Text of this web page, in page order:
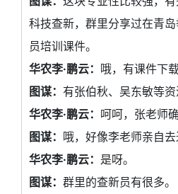
科技查新，群里分享过在青
员培训课件。
华农李·鹏云： 哦，有课件下
图谋： 有张伯秋、吴东敏等资
华农李·鹏云： 呵呵，张老师
图谋： 哦，好像李老师亲自去
华农李·鹏云： 是呀。
图谋： 群里的查新员有很多。